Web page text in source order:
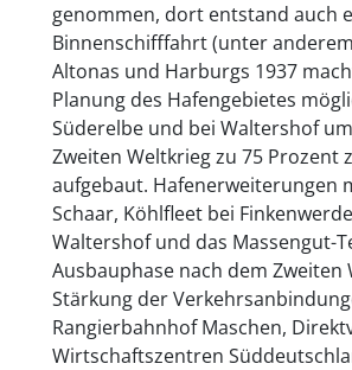
genommen, dort entstand auch
Binnenschifffahrt (unter
Altonas und Harburgs 1937
Planung des Hafengebietes
Süderelbe und bei Waltershof
Zweiten Weltkrieg zu 75
aufgebaut. Hafenerweiterungen
Schaar, Köhlfleet bei
Waltershof und das Massengut-
Ausbauphase nach dem
Stärkung der
Rangierbahnhof Maschen,
Wirtschaftszentren